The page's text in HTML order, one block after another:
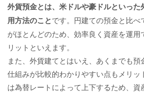
外貨預金とは、米ドルや豪ドルといった
用方法のことです。円建ての預金と比べ
がほとんどのため、効率良く資産を運用
リットといえます。
また、外貨建てとはいえ、あくまでも預
仕組みが比較的わかりやすい点もメリッ
は為替レートによって上下するため、資